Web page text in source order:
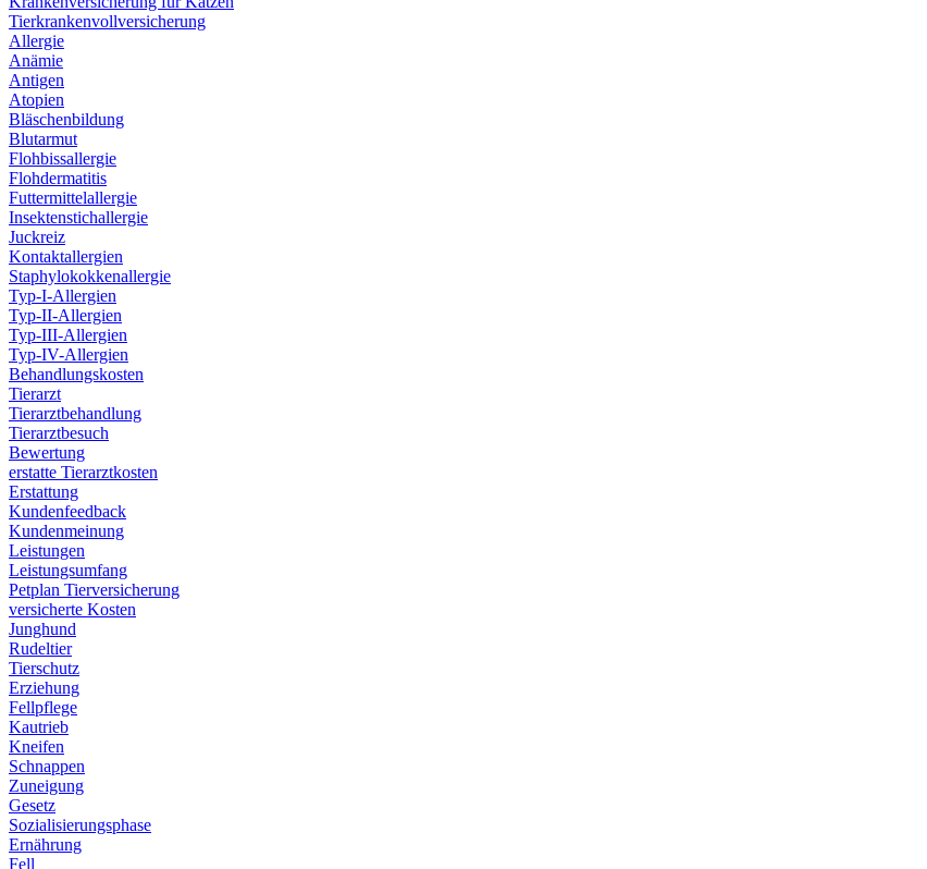
Tierkrankenvollversicherung
Allergie
Anämie
Antigen
Atopien
Bläschenbildung
Blutarmut
Flohbissallergie
Flohdermatitis
Futtermittelallergie
Insektenstichallergie
Juckreiz
Kontaktallergien
Staphylokokkenallergie
Typ-I-Allergien
Typ-II-Allergien
Typ-III-Allergien
Typ-IV-Allergien
Behandlungskosten
Tierarzt
Tierarztbehandlung
Tierarztbesuch
Bewertung
erstatte Tierarztkosten
Erstattung
Kundenfeedback
Kundenmeinung
Leistungen
Leistungsumfang
Petplan Tierversicherung
versicherte Kosten
Junghund
Rudeltier
Tierschutz
Erziehung
Fellpflege
Kautrieb
Kneifen
Schnappen
Zuneigung
Gesetz
Sozialisierungsphase
Ernährung
Fell